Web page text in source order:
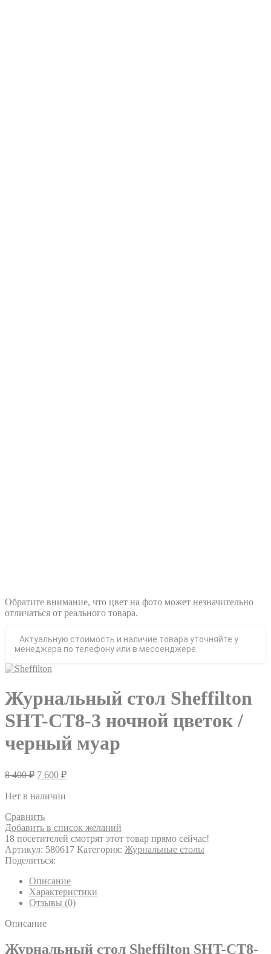
Обратите внимание, что цвет на фото может незначительно
отличаться от реального товара.
Актуальную стоимость и наличие товара уточняйте у
менеджера по телефону или в мессенджере.
Журнальный стол Sheffilton
SHT-CT8-3 ночной цветок /
черный муар
8 400₽ 7 600 ₽
Нет в наличии
Сравнить
Добавить в список желаний
18 посетителей смотрят этот товар прямо сейчас!
Артикул: 580617 Категория: Журнальные столы
Поделиться:
Описание
Характеристики
Отзывы (0)
Описание
Журнальный стол Sheffilton SHT-CT8-